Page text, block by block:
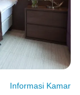
Informasi Kamar